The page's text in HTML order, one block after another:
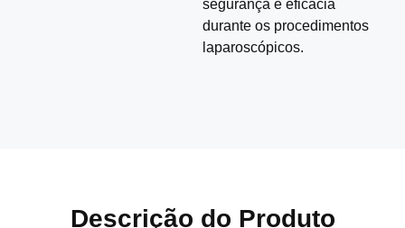
segurança e eficácia
durante os procedimentos
laparoscópicos.
Descrição do Produto